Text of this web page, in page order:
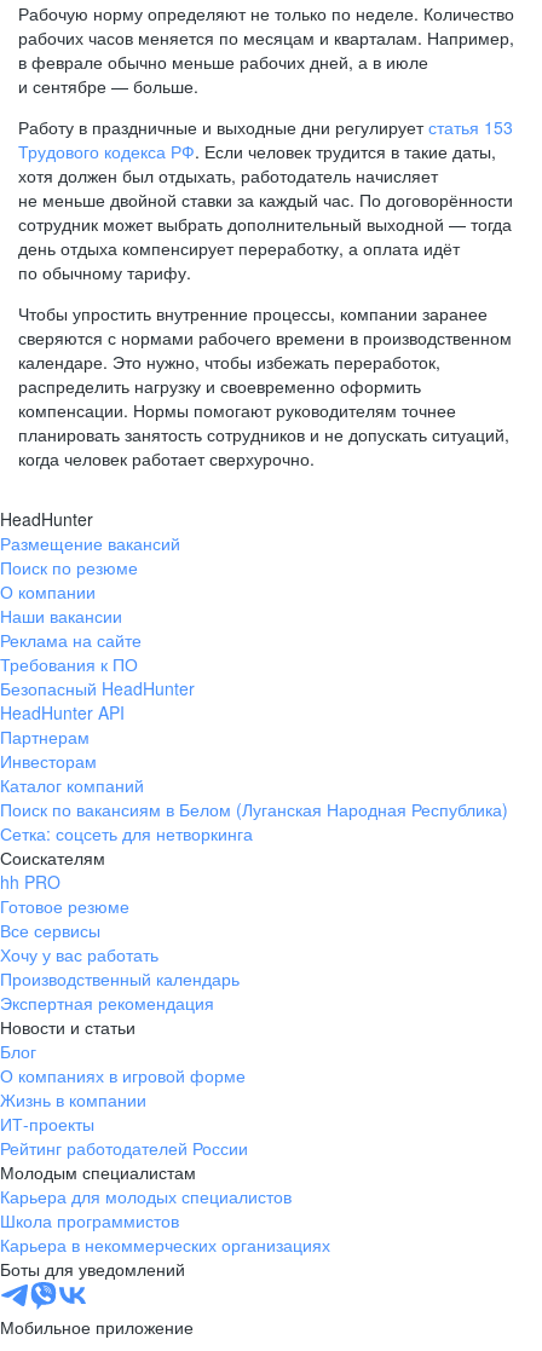
Рабочую норму определяют не только по неделе. Количество
рабочих часов меняется по месяцам и кварталам. Например,
в феврале обычно меньше рабочих дней, а в июле
и сентябре — больше.
Работу в праздничные и выходные дни регулируетстатья 153
Трудового кодекса РФ. Если человек трудится в такие даты,
хотя должен был отдыхать, работодатель начисляет
не меньше двойной ставки за каждый час. По договорённости
сотрудник может выбрать дополнительный выходной — тогда
день отдыха компенсирует переработку, а оплата идёт
по обычному тарифу.
Чтобы упростить внутренние процессы, компании заранее
сверяются с нормами рабочего времени в производственном
календаре. Это нужно, чтобы избежать переработок,
распределить нагрузку и своевременно оформить
компенсации. Нормы помогают руководителям точнее
планировать занятость сотрудников и не допускать ситуаций,
когда человек работает сверхурочно.
HeadHunter
Размещение вакансий
Поиск по резюме
О компании
Наши вакансии
Реклама на сайте
Требования к ПО
Безопасный HeadHunter
HeadHunter API
Партнерам
Инвесторам
Каталог компаний
Поиск по вакансиям в Белом (Луганская Народная Республика)
Сетка: соцсеть для нетворкинга
Соискателям
hh PRO
Готовое резюме
Все сервисы
Хочу у вас работать
Производственный календарь
Экспертная рекомендация
Новости и статьи
Блог
О компаниях в игровой форме
Жизнь в компании
ИТ-проекты
Рейтинг работодателей России
Молодым специалистам
Карьера для молодых специалистов
Школа программистов
Карьера в некоммерческих организациях
Боты для уведомлений
Мобильное приложение